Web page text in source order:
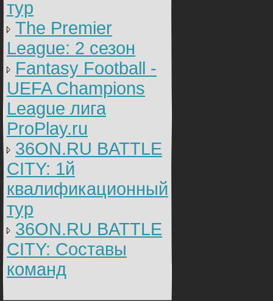
тур
The Premier
League: 2 cезон
Fantasy Football -
UEFA Champions
League лига
ProPlay.ru
36ON.RU BATTLE
CITY: 1й
квалификационный
тур
36ON.RU BATTLE
CITY: Составы
команд